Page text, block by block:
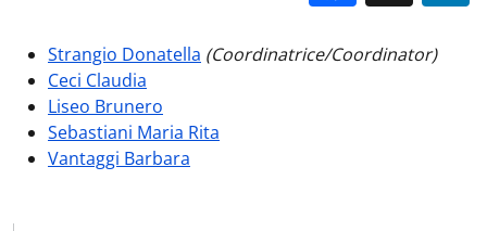
Strangio Donatella (Coordinatrice/Coordinator)
Ceci Claudia
Liseo Brunero
Sebastiani Maria Rita
Vantaggi Barbara